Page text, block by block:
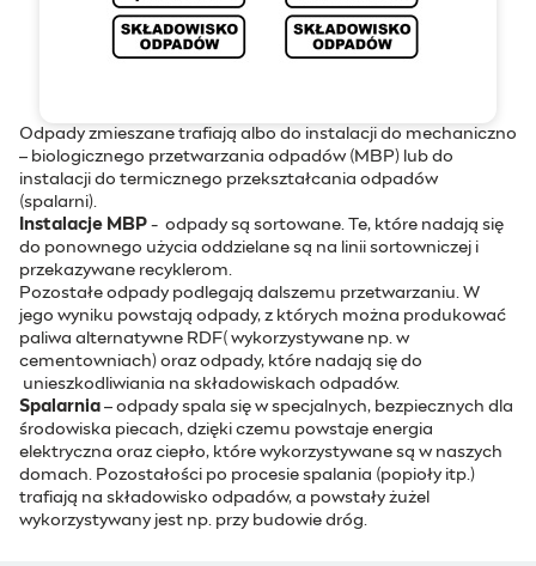
Odpady zmieszane trafiają albo do instalacji do mechaniczno
– biologicznego przetwarzania odpadów (MBP) lub do
instalacji do termicznego przekształcania odpadów
(spalarni).
Instalacje MBP - odpady są sortowane. Te, które nadają się
do ponownego użycia oddzielane są na linii sortowniczej i
przekazywane recyklerom.
Pozostałe odpady podlegają dalszemu przetwarzaniu. W
jego wyniku powstają odpady, z których można produkować
paliwa alternatywne RDF( wykorzystywane np. w
cementowniach) oraz odpady, które nadają się do
unieszkodliwiania na składowiskach odpadów.
Spalarnia – odpady spala się w specjalnych, bezpiecznych dla
środowiska piecach, dzięki czemu powstaje energia
elektryczna oraz ciepło, które wykorzystywane są w naszych
domach. Pozostałości po procesie spalania (popioły itp.)
trafiają na składowisko odpadów, a powstały żużel
wykorzystywany jest np. przy budowie dróg.